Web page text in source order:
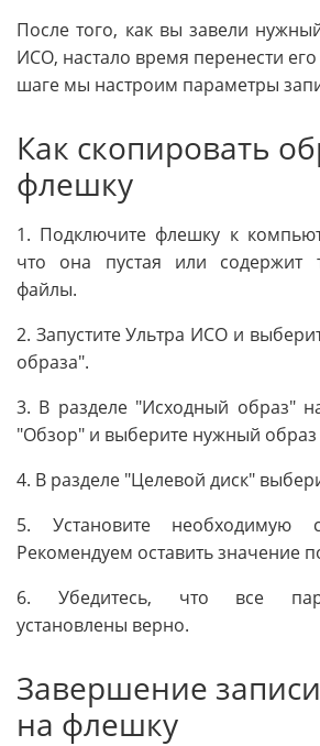
После того, как вы завели
ИСО, настало время перенести
шаге мы настроим параметры
Как скопировать
флешку
1. Подключите флешку к
что она пустая или содержит
файлы.
2. Запустите Ультра ИСО и
образа".
3. В разделе "Исходный образ"
"Обзор" и выберите нужный образ
4. В разделе "Целевой диск"
5. Установите необходимую
Рекомендуем оставить значение
6. Убедитесь, что все
установлены верно.
Завершение
на флешку